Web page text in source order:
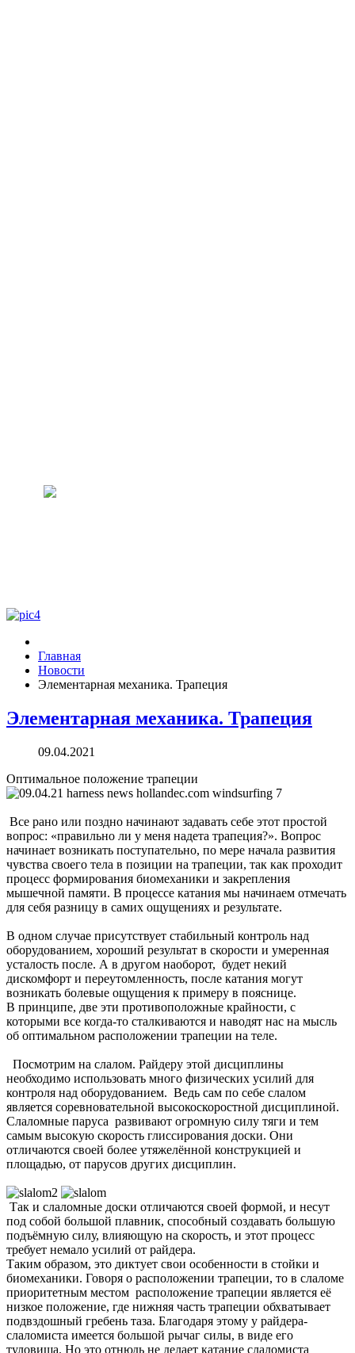
Главная
Новости
Элементарная механика. Трапеция
Элементарная механика. Трапеция
09.04.2021
Оптимальное положение трапеции
Все рано или поздно начинают задавать себе этот простой
вопрос: «правильно ли у меня надета трапеция?». Вопрос
начинает возникать поступательно, по мере начала развития
чувства своего тела в позиции на трапеции, так как проходит
процесс формирования биомеханики и закрепления
мышечной памяти. В процессе катания мы начинаем отмечать
для себя разницу в самих ощущениях и результате.
В одном случае присутствует стабильный контроль над
оборудованием, хороший результат в скорости и умеренная
усталость после. А в другом наоборот, будет некий
дискомфорт и переутомленность, после катания могут
возникать болевые ощущения к примеру в пояснице.
В принципе, две эти противоположные крайности, с
которыми все когда-то сталкиваются и наводят нас на мысль
об оптимальном расположении трапеции на теле.
Посмотрим на слалом. Райдеру этой дисциплины
необходимо использовать много физических усилий для
контроля над оборудованием. Ведь сам по себе слалом
является соревновательной высокоскоростной дисциплиной.
Слаломные паруса развивают огромную силу тяги и тем
самым высокую скорость глиссирования доски. Они
отличаются своей более утяжелённой конструкцией и
площадью, от парусов других дисциплин.
Так и слаломные доски отличаются своей формой, и несут
под собой большой плавник, способный создавать большую
подъёмную силу, влияющую на скорость, и этот процесс
требует немало усилий от райдера.
Таким образом, это диктует свои особенности в стойки и
биомеханики. Говоря о расположении трапеции, то в слаломе
приоритетным местом расположение трапеции является её
низкое положение, где нижняя часть трапеции обхватывает
подвздошный гребень таза. Благодаря этому у райдера-
слаломиста имеется большой рычаг силы, в виде его
туловища. Но это отнюдь не делает катание слаломиста